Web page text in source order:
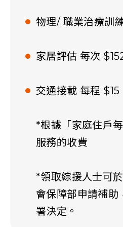
物理/ 職業治療訓
家居評估 每次
交通接載 每程 $15
*根據「家庭住戶
服務的收費
*領取綜援人士可
會保障部申請補助
署決定。